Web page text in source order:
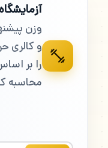
وزن
و کالری
را بر
محاسبه